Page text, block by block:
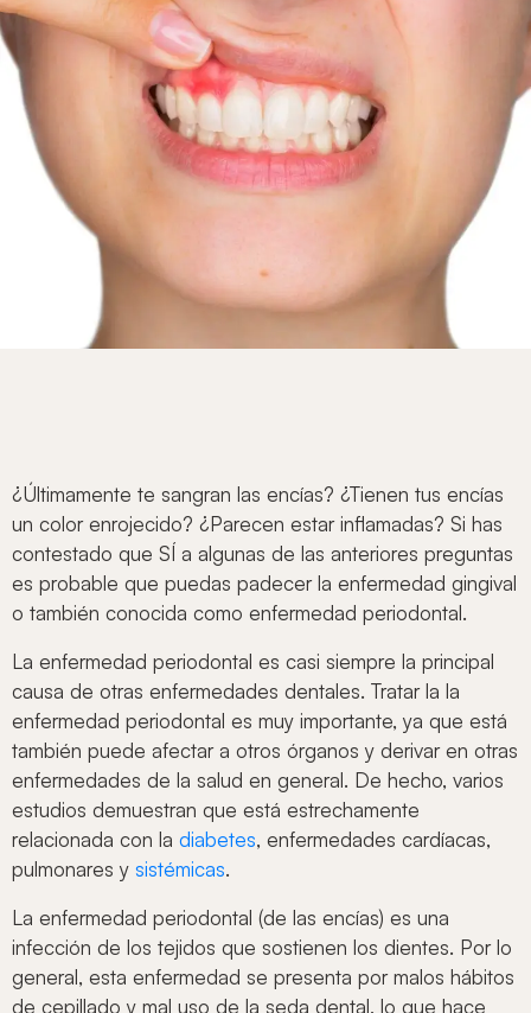
¿Últimamente te sangran las encías? ¿Tienen tus encías
un color enrojecido? ¿Parecen estar inflamadas? Si has
contestado que SÍ a algunas de las anteriores preguntas
es probable que puedas padecer la enfermedad gingival
o también conocida como enfermedad periodontal.
La enfermedad periodontal es casi siempre la principal
causa de otras enfermedades dentales. Tratar la la
enfermedad periodontal es muy importante, ya que está
también puede afectar a otros órganos y derivar en otras
enfermedades de la salud en general. De hecho, varios
estudios demuestran que está estrechamente
relacionada con la diabetes, enfermedades cardíacas,
pulmonares y sistémicas.
La enfermedad periodontal (de las encías) es una
infección de los tejidos que sostienen los dientes. Por lo
general, esta enfermedad se presenta por malos hábitos
de cepillado y mal uso de la seda dental, lo que hace